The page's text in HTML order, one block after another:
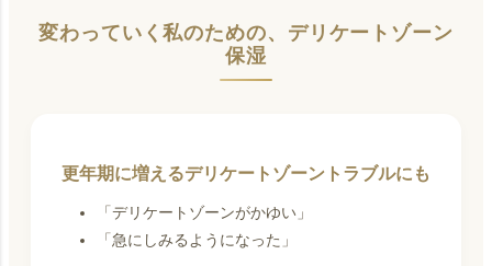
変わっていく私のための、デリケートゾーン
保湿
更年期に増えるデリケートゾーントラブルにも
「デリケートゾーンがかゆい」
「急にしみるようになった」